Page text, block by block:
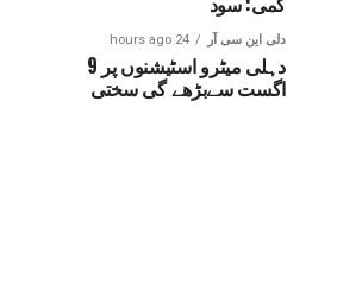
دلی این سی آر 24 hours ago
دہلی میٹرو اسٹیشنوں پر 9
اگست سےبڑھے گی سختی